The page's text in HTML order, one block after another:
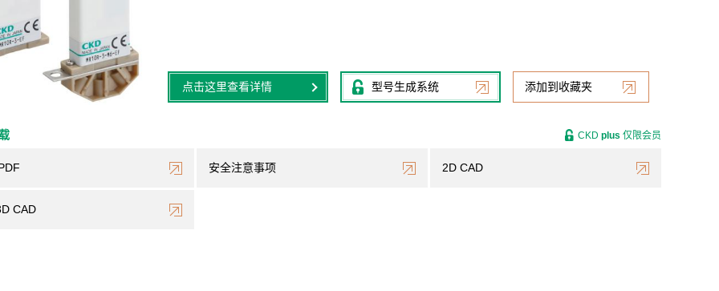
点击这里查看详情 型号生成系统 添加到收藏夹
安全注意事项 2D CAD
CAD
CKD plus 仅限会员